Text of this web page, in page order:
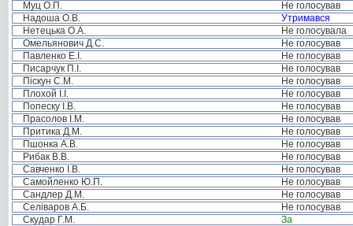
Муц О.П.
Не голосував
Надоша О.В.
Утримався
Нетецька О.А.
Не голосувала
Омельянович Д.С.
Не голосував
Павленко Е.І.
Не голосував
Писарчук П.І.
Не голосував
Піскун С.М.
Не голосував
Плохой І.І.
Не голосував
Попеску І.В.
Не голосував
Прасолов І.М.
Не голосував
Притика Д.М.
Не голосував
Пшонка А.В.
Не голосував
Рибак В.В.
Не голосував
Савченко І.В.
Не голосував
Самойленко Ю.П.
Не голосував
Сандлер Д.М.
Не голосував
Селіваров А.Б.
Не голосував
Скудар Г.М.
За